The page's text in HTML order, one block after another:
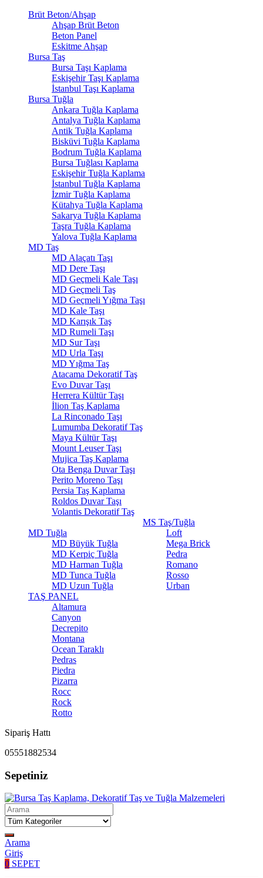
Brüt Beton/Ahşap
Ahşap Brüt Beton
Beton Panel
Eskitme Ahşap
Bursa Taş
Bursa Taşı Kaplama
Eskişehir Taşı Kaplama
İstanbul Taşı Kaplama
Bursa Tuğla
Ankara Tuğla Kaplama
Antalya Tuğla Kaplama
Antik Tuğla Kaplama
Bisküvi Tuğla Kaplama
Bodrum Tuğla Kaplama
Bursa Tuğlası Kaplama
Eskişehir Tuğla Kaplama
İstanbul Tuğla Kaplama
İzmir Tuğla Kaplama
Kütahya Tuğla Kaplama
Sakarya Tuğla Kaplama
Taşra Tuğla Kaplama
Yalova Tuğla Kaplama
MD Taş
MD Alaçatı Taşı
MD Dere Taşı
MD Geçmeli Kale Taşı
MD Geçmeli Taş
MD Geçmeli Yığma Taşı
MD Kale Taşı
MD Karışık Taş
MD Rumeli Taşı
MD Sur Taşı
MD Urla Taşı
MD Yığma Taş
Atacama Dekoratif Taş
Evo Duvar Taşı
Herrera Kültür Taşı
İlion Taş Kaplama
La Rinconado Taşı
Lumumba Dekoratif Taş
Maya Kültür Taşı
Mount Leuser Taşı
Mujica Taş Kaplama
Ota Benga Duvar Taşı
Perito Moreno Taşı
Persia Taş Kaplama
Roldos Duvar Taşı
Volantis Dekoratif Taş
MD Tuğla
MD Büyük Tuğla
MD Kerpiç Tuğla
MD Harman Tuğla
MD Tunca Tuğla
MD Uzun Tuğla
MS Taş/Tuğla
Loft
Mega Brick
Pedra
Romano
Rosso
Urban
TAŞ PANEL
Altamura
Canyon
Decrepito
Montana
Ocean Taraklı
Pedras
Piedra
Pizarra
Rocc
Rock
Rotto
Sipariş Hattı
05551882534
Sepetiniz
Arama
Giriş
0 SEPET